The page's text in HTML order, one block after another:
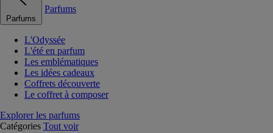
Parfums
Parfums
L'Odyssée
L'été en parfum
Les emblématiques
Les idées cadeaux
Coffrets découverte
Le coffret à composer
Explorer les parfums
Catégories Tout voir